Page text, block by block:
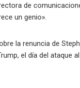
de
un genio».
la renuncia de
el día del ataque